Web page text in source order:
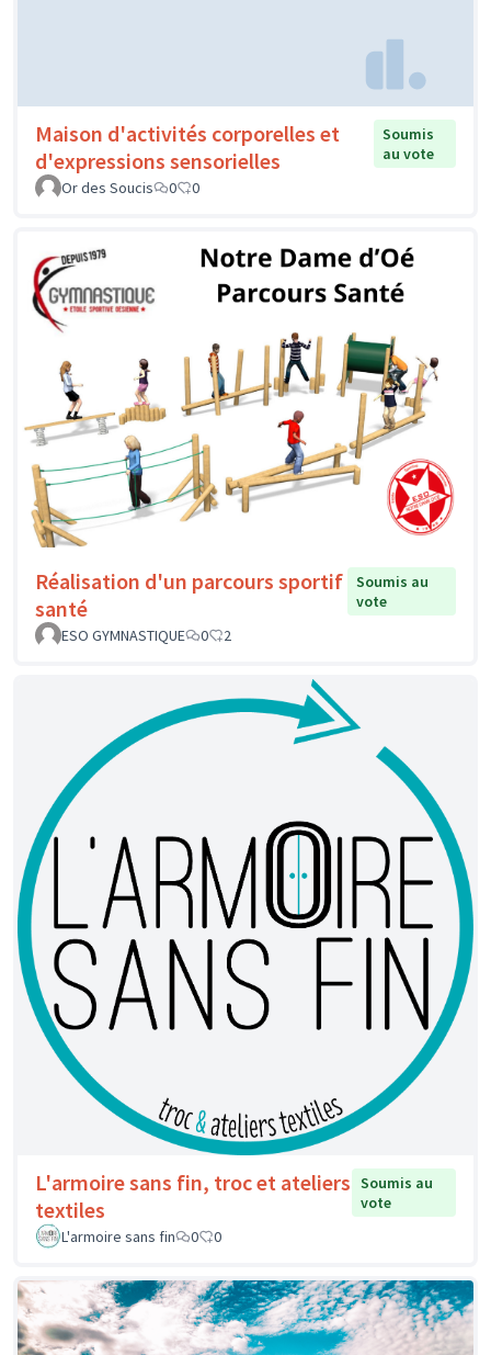
Maison d'activités corporelles et
d'expressions sensorielles
Soumis
au vote
Or des Soucis
0 0
Réalisation d'un parcours sportif
santé
Soumis au
vote
ESO GYMNASTIQUE
0 2
L'armoire sans fin, troc et ateliers
textiles
Soumis au
vote
L'armoire sans fin
0 0